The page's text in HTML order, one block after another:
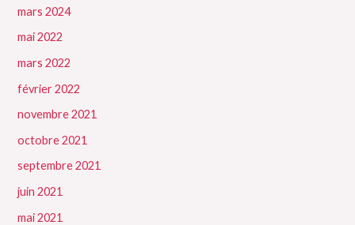
mars 2024
mai 2022
mars 2022
février 2022
novembre 2021
octobre 2021
septembre 2021
juin 2021
mai 2021